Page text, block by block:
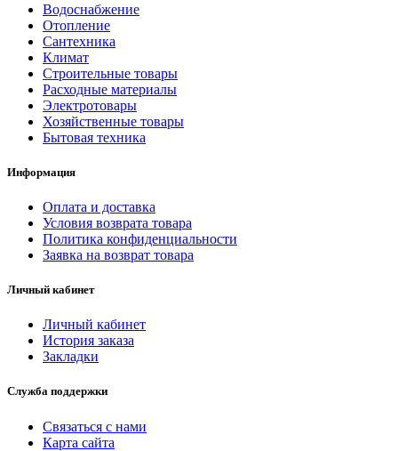
Водоснабжение
Отопление
Сантехника
Климат
Строительные товары
Расходные материалы
Электротовары
Хозяйственные товары
Бытовая техника
Информация
Оплата и доставка
Условия возврата товара
Политика конфиденциальности
Заявка на возврат товара
Личный кабинет
Личный кабинет
История заказа
Закладки
Служба поддержки
Связаться с нами
Карта сайта